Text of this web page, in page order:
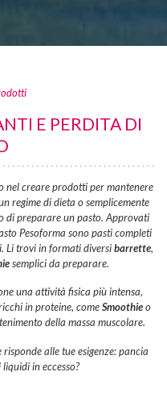
E PERDITA DI
nel creare prodotti per mantenere
regime di dieta o semplicemente
di preparare un pasto. Approvati
Pesoforma sono pasti completi
Li trovi in formati diversibarrette,
semplici da preparare.
una attività fisica più intensa,
in proteine, comeSmoothieo
della massa muscolare.
alle tue esigenze: pancia
in eccesso?